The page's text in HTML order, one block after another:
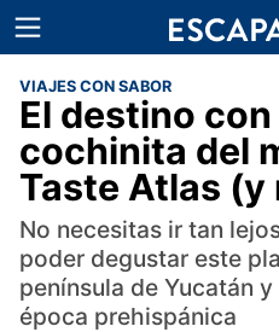
VIAJES CON SABOR
El destino
cochinita del
Taste Atlas (y
No necesitas ir tan
poder degustar este
península de Yucatán
época prehispánica